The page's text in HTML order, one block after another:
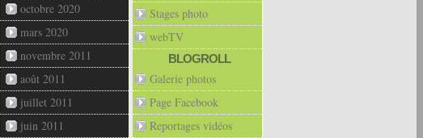
octobre 2020
mars 2020
novembre 2011
août 2011
juillet 2011
juin 2011
Stages photo
webTV
BLOGROLL
Galerie photos
Page Facebook
Reportages vidéos